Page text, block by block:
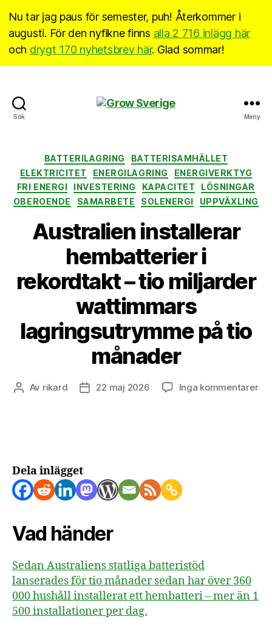
Nu tar jag paus för semester, puh! Återkommer i
augusti. För den nyfikne finns alla 2 716 inlägg här
och drygt 170 nyhetsbrev här. Glad sommar!
Sök Meny
Kategorier
BATTERILAGRING
BATTERISAMHÄLLET
ELEKTRICITET
ENERGILAGRING
ENERGIVERKTYG
FRI ENERGI
INVESTERING KAPACITET
LÖSNINGAR
OBEROENDE
SAMARBETE SOLENERGI UPPVÄXLING
Australien installerar
hembatterier i
rekordtakt – tio miljarder
wattimmars
lagringsutrymme på tio
månader
Inläggsförfattare
Av rikard Inläggsdatum
22 maj 2026 Inga kommentarertill
Dela inlägget
Vad händer
Sedan Australiens statliga batteristöd
lanserades för tio månader sedan har över 360
000 hushåll installerat ett hembatteri – mer än 1
500 installationer per dag.